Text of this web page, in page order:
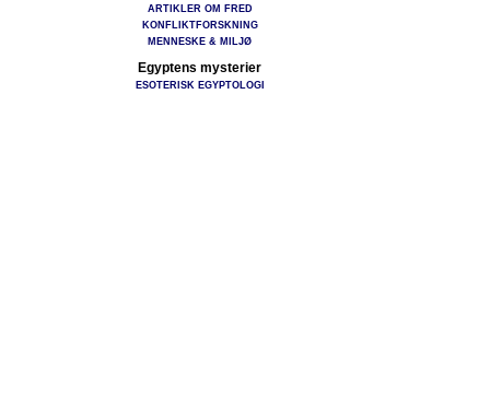
ARTIKLER OM FRED
KONFLIKTFORSKNING
MENNESKE & MILJØ
Egyptens mysterier
ESOTERISK EGYPTOLOGI